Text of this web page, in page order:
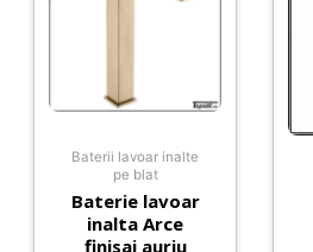
Baterii lavoar inalte
pe blat
Baterie lavoar
inalta Arce
finisaj auriu